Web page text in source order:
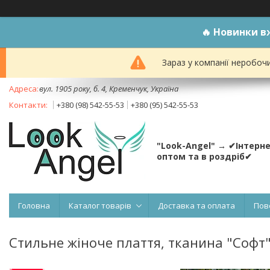
🔥 Новинки
Зараз у компанії
вул. 1905 року, б. 4, Кременчук, Україна
+380 (98) 542-55-53
+380 (95) 542-55-53
"Look-Angel" →
оптом та в роздріб✔
Головна Каталог товарів Доставка та оплата
Стильне жіноче плаття, тканина